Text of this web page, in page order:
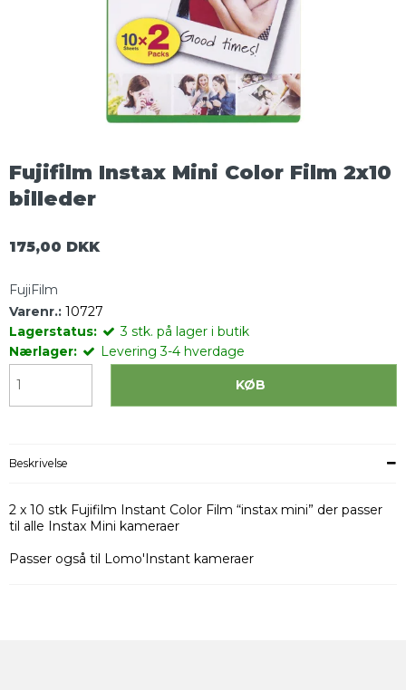
Fujifilm Instax Mini Color Film 2x10
billeder
175,00 DKK
FujiFilm
Varenr.: 10727
Lagerstatus:
3 stk. på lager i butik
Nærlager:
Levering 3-4 hverdage
KØB
Beskrivelse
2 x 10 stk Fujifilm Instant Color Film “instax mini” der passer
til alle Instax Mini kameraer
Passer også til Lomo'Instant kameraer